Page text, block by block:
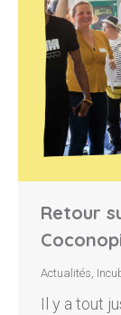
Retour
Actualités,
Il y a tout